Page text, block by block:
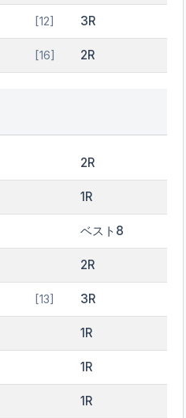
[12] 3R
[16] 2R
2R
1R
ベスト8
2R
[13] 3R
1R
1R
1R